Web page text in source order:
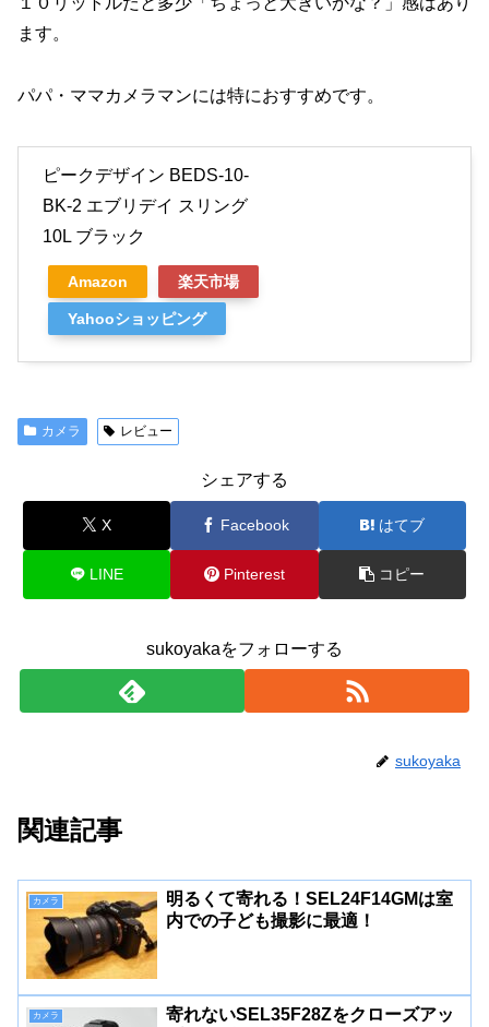
ます。
パパ・ママカメラマンには特におすすめです。
ピークデザイン BEDS-10-
BK-2 エブリデイ スリング
10L ブラック
Amazon 楽天市場
Yahooショッピング
カメラ レビュー
シェアする
X Facebook はてブ
LINE Pinterest コピー
sukoyakaをフォローする
sukoyaka
関連記事
カメラ
明るくて寄れる！SEL24F14GMは室
内での子ども撮影に最適！
カメラ
寄れないSEL35F28Zをクローズアッ